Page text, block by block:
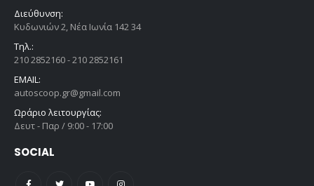
Διεύθυνση:
Κυδωνιών 2, Νέα Ιωνία 142 34
Τηλ.:
210 2852160 - 210 2852161
EMAIL:
autoscoop.gr@gmail.com
Ωράριο λειτουργίας:
Δευτ - Παρ / 9:00 - 17:00
SOCIAL